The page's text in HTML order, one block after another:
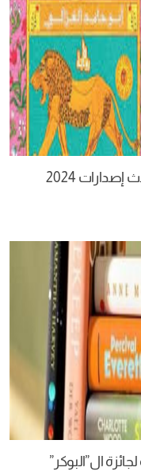
2024
ال”البوكر”